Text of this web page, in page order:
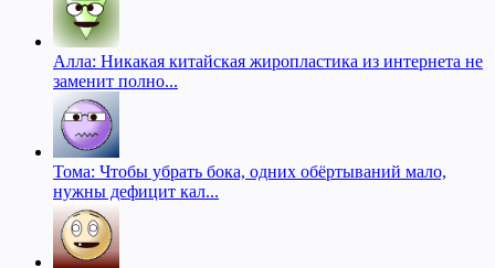
Алла: Никакая китайская жиропластика из интернета не
заменит полно...
Тома: Чтобы убрать бока, одних обёртываний мало,
нужны дефицит кал...